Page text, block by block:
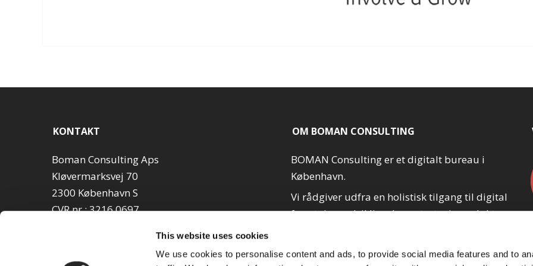
This website uses cookies
We use cookies to personalise content and ads, to provide social media features and to
KONTAKT
Boman Consulting Aps
Kløvermarksvej 70
2300 København S
CVR nr.: 3216 0697
Email: jakob (at) bomanconsulting.dk
OM BOMAN CONSULTING
BOMAN Consulting er et digitalt bureau i
København.
Vi rådgiver udfra en holistisk tilgang til digital
forretningsudvikling, hvor strategi, produkt,
Ingen af de tre ting kan stå alene, hvis man